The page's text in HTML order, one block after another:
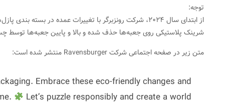
توجه:
از ابتدای سال ۲۰۲۴، شرکت رونزبرگر با تغییرات عمده
شرینک پلاستیکی روی جعبه‌ها حذف شده و بالا و پایین جعبه‌ها توسط
متن زیر در صفحه اجتماعی شرکت Ravensburger منتشر شده است:
Embrace these eco-friendly changes and
Let’s puzzle responsibly and create a world